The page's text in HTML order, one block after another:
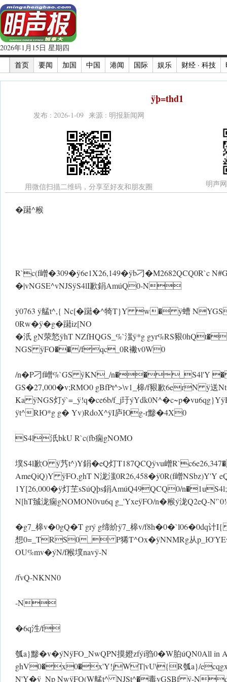
2026年1月15日 星期四
首页
要闻 加国 中国 港闻 国际 娱乐 财经 · 科技
ÿþ=thd1
发布 : 2026-1-09 来源 : 明报新闻网
用微信扫描二维码，分享至好友和朋友圈 明声
�躤^糇
R`c(f嶒�309� ÿ6e1X26,149� ÿb刁�M2682QCQ0R`c
�|vNGSE^vNJS ÿS4lI歉鋗AmúQ0-N
ÿ0763 ÿ艋t^,{ Nc[�躤�^犄T}Y w� ÿ螬
0Rw� ÿ�g�躤iz[ NO
�汦 gN荥悐 ÿhT NZfHQGS_%`滍 ÿ*g gyr%RS豤
NGS ÿFO��/fqc_0R襒v0W0
/n� P刁f嶒%`GS ÿKN_/n��_S4l'Y
GS�27,000�v;RMO0 gBfPt^>\v1_槔/f豤歉6erN ÿ
Ka ÿNGS灯ý`=_ ÿ!q�ce6b/f_j玗ýYdk0N^�c~p�vu6qg}Y
ÿt^RЮ*g g� Yv)RdoX^ ÿI庐Юg-r黪�4X0
S4l汦bkU R`c(fb痫gNOMO
墣S4l歉O ÿ艿t^)Y鋗�eQ灯T187QCQ ÿvu嶒
AmeQiQ)Y ÿFO,ghT N泷滍0R26,458� ÿ0R(f嶒NSbz)Y'Y
1Y[26,000� ÿ灯芏sSúQþs鋗AmúQ49QCQ0/
N[hT臹泷痫gNOMON0vu6q g_'Yxe ÿFO/n�糇ý泷Q2eQ-
�g7_槔v�0gQ�T grý g缔紒 ÿ7_槔v/
想0=_TRS0_ P狶T^Ox� ÿNNMRg从
OU%mv�ýN/f糇墣nav ÿ-N
/fvQ-NKNN0
-N
�6q泩/f
瓠a}黪�v�ýN ÿFO_NwQPN摸嬁zfýi驺0�W胉úQN 0All
ghV0�x0�x'Y!jWT|vU\{R瓠a}/
N'Y� ÿ_Np Nw ÿFO(W艋t^ NJSt^�毒vGSBf ÿ-